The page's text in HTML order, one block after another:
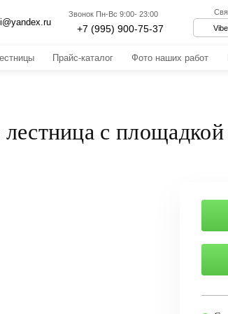
Звонок Пн-Вс 9:00- 23:00
+7 (995) 900-75-37
Прайс-каталог Фото наших работ
с площадкой